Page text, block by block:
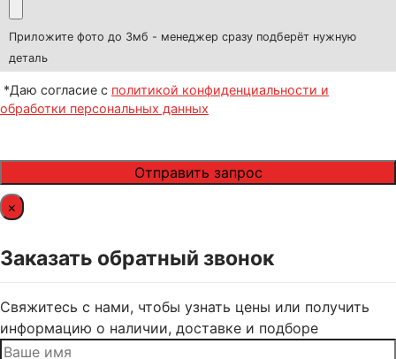
Приложите фото до 3мб - менеджер сразу подберёт нужную
деталь
*Даю согласие с политикой конфиденциальности и
обработки персональных данных
×
Заказать обратный звонок
Свяжитесь с нами, чтобы узнать цены или получить
информацию о наличии, доставке и подборе